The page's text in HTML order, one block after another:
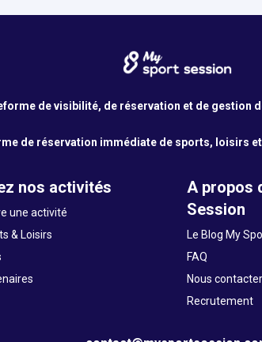
de visibilité, de réservation et de gestion
de réservation immédiate de sports, loisirs
nos activités
une activité
& Loisirs
A propos
Session
Le Blog My
FAQ
Nous contacter
Recrutement